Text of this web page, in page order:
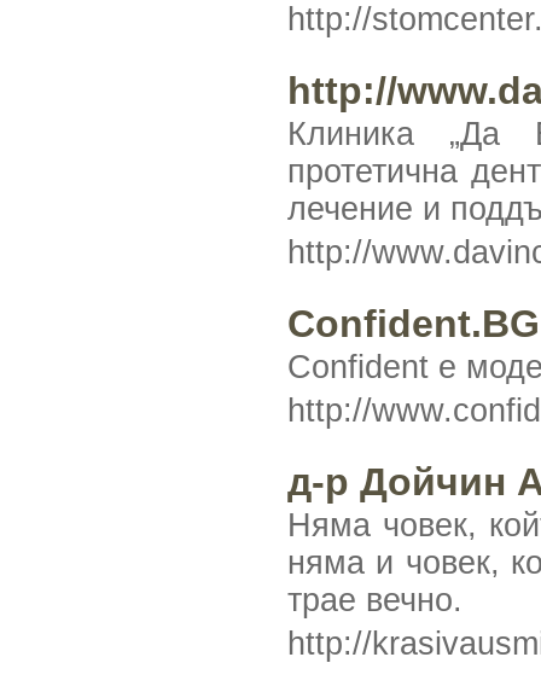
http://
http://
Клиника „Да
протетична
лечение и
http://
Confident.BG
Confident e
http://
д-р Дойчин
Няма човек,
няма и човек,
трае вечно.
http://